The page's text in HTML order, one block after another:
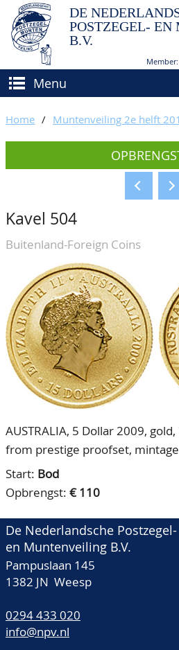
DE
POSTZEGEL-
B.V.
Member:
Menu
(VER)KOPEN
Hoe verkopen?
Voorwaarden
BIEDEN
CATALOGI/OPBRENGSTEN
KEURINGSDIENST
AGENDA
OVER ONS
Ons Team
80 jarig bestaan
CONTACT
ACCOUNT
Home / Muntenveiling 2e helft
Kavel 504
Buitenland-Foreign Coins
AUSTRALIA, 5 Dollar 2009,
from prestige proofset,
Start: Bod
Opbrengst: € 110
De Nederlandsche Postzegel-
en Muntenveiling B.V.
Pampuslaan 145
1382 JN Weesp
0294 433 020
info@npv.nl